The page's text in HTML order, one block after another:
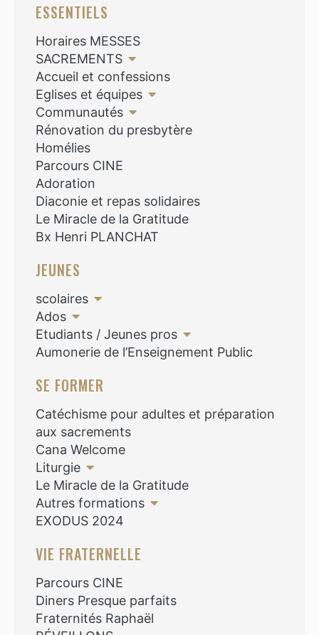
ESSENTIELS
Horaires MESSES
SACREMENTS
Accueil et confessions
Eglises et équipes
Communautés
Rénovation du presbytère
Homélies
Parcours CINE
Adoration
Diaconie et repas solidaires
Le Miracle de la Gratitude
Bx Henri PLANCHAT
JEUNES
scolaires
Ados
Etudiants / Jeunes pros
Aumonerie de l’Enseignement Public
SE FORMER
Catéchisme pour adultes et préparation
aux sacrements
Cana Welcome
Liturgie
Le Miracle de la Gratitude
Autres formations
EXODUS 2024
VIE FRATERNELLE
Parcours CINE
Diners Presque parfaits
Fraternités Raphaël